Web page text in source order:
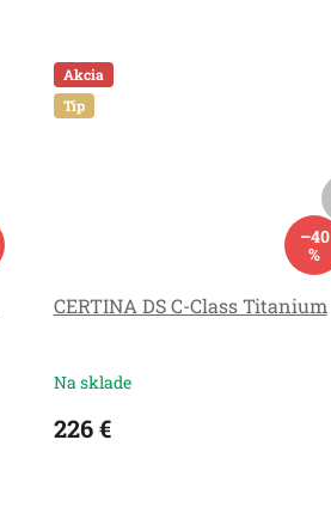
Akcia
Tip
–40
%
CERTINA DS C-Class Titanium
Na sklade
226 €